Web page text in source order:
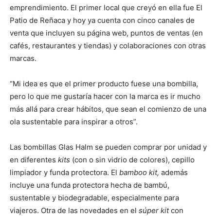
emprendimiento. El primer local que creyó en ella fue El
Patio de Reñaca y hoy ya cuenta con cinco canales de
venta que incluyen su página web, puntos de ventas (en
cafés, restaurantes y tiendas) y colaboraciones con otras
marcas.
“Mi idea es que el primer producto fuese una bombilla,
pero lo que me gustaría hacer con la marca es ir mucho
más allá para crear hábitos, que sean el comienzo de una
ola sustentable para inspirar a otros”.
Las bombillas Glas Halm se pueden comprar por unidad y
en diferentes kits (con o sin vidrio de colores), cepillo
limpiador y funda protectora. El bamboo kit, además
incluye una funda protectora hecha de bambú,
sustentable y biodegradable, especialmente para
viajeros. Otra de las novedades en el súper kitcon